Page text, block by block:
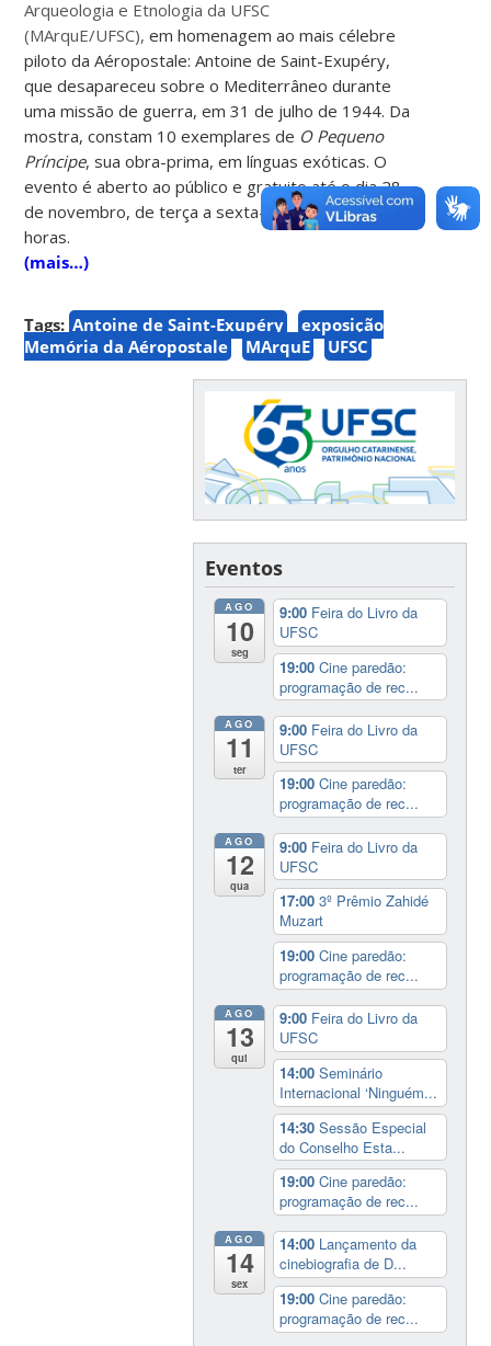
Arqueologia e Etnologia da UFSC
(MArquE/UFSC), em homenagem ao mais célebre
piloto da Aéropostale: Antoine de Saint-Exupéry,
que desapareceu sobre o Mediterrâneo durante
uma missão de guerra, em 31 de julho de 1944. Da
mostra, constam 10 exemplares de O Pequeno
Príncipe, sua obra-prima, em línguas exóticas. O
evento é aberto ao público e gratuito até o dia 28
de novembro, de terça a sexta-feira, das 10h às 17
horas.
(mais…)
Tags: Antoine de Saint-Exupéry
exposição
Memória da Aéropostale
MArquE UFSC
Eventos
AGO
10
seg
9:00 Feira do Livro da
UFSC
19:00Cine paredão:
programação de rec...
AGO
11
ter
9:00 Feira do Livro da
UFSC
19:00Cine paredão:
programação de rec...
AGO
12
qua
9:00 Feira do Livro da
UFSC
17:003º Prêmio Zahidé
Muzart
19:00Cine paredão:
programação de rec...
AGO
13
qui
9:00 Feira do Livro da
UFSC
14:00Seminário
Internacional ‘Ninguém...
14:30Sessão Especial
do Conselho Esta...
19:00Cine paredão:
programação de rec...
AGO
14
sex
14:00 Lançamento da
cinebiografia de D...
19:00Cine paredão:
programação de rec...